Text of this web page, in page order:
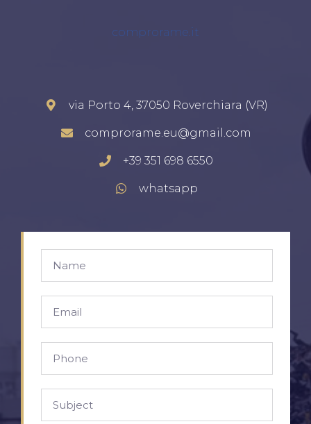
comprorame.it
via Porto 4, 37050 Roverchiara (VR)
comprorame.eu@gmail.com
+39 351 698 6550
whatsapp